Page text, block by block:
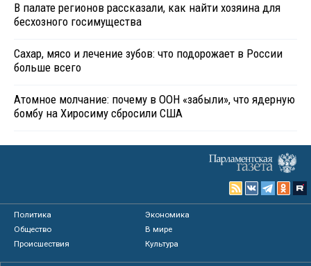
В палате регионов рассказали, как найти хозяина для
бесхозного госимущества
Сахар, мясо и лечение зубов: что подорожает в России
больше всего
Атомное молчание: почему в ООН «забыли», что ядерную
бомбу на Хиросиму сбросили США
Политика
Экономика
Общество
В мире
Происшествия
Культура